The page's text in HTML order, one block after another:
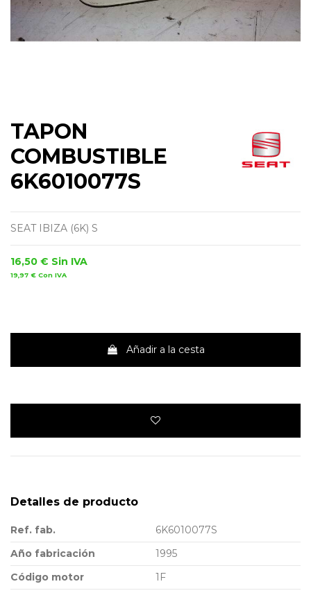
TAPON
COMBUSTIBLE
6K6010077S
SEAT IBIZA (6K) S
16,50 € Sin IVA
19,97 € Con IVA
Añadir a la cesta
Detalles de producto
Ref. fab.
6K6010077S
Año fabricación
1995
Código motor
1F